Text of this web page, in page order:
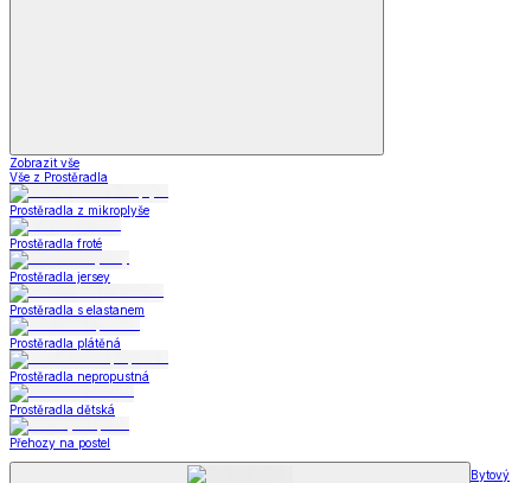
Zobrazit vše
Vše z Prostěradla
Prostěradla z mikroplyše
Prostěradla froté
Prostěradla jersey
Prostěradla s elastanem
Prostěradla plátěná
Prostěradla nepropustná
Prostěradla dětská
Přehozy na postel
Bytový